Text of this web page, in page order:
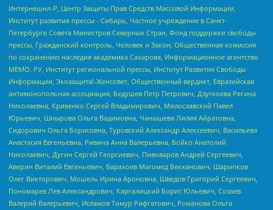
Интернешнл-Р, Центр Защиты Прав Средств Массовой Информации,
Институт развития прессы - Сибирь, Частное учреждение в Санкт-
Петербурге Совета Министров Северных Стран, Фонд поддержки свободы
прессы, Гражданский контроль, Человек и Закон, Общественная комиссия
по сохранению наследия академика Сахарова, Информационное агентство
МЕМО. РУ, Институт региональной прессы, Институт Развития Свободы
Информации, Экозащита!-Женсовет, Общественный вердикт, Евразийская
антимонопольная ассоциация, Бедушев Петр Петрович, Дзугкоева Регина
Николаевна, Кривенко Сергей Владимирович, Милославский Павел
Юрьевич, Шнырова Ольга Вадимовна, Чанышева Лилия Айратовна,
Сидорович Ольга Борисовна, Туровский Александр Алексеевич, Васильева
Анастасия Евгеньевна, Ривина Анна Валерьевна, Бойко Анатолий
Николаевич, Дугин Сергей Георгиевич, Пивоваров Андрей Сергеевич,
Аверин Виталий Евгеньевич, Барахоев Магомед Бекханович, Шарипков
Олег Викторович, Мошель Ирина Ароновна, Шведов Григорий Сергеевич,
Пономарев Лев Александрович, Каргалицкий Борис Юльевич, Созаев
Валерий Валерьевич, Исламов Тимур Рифгатович, Романова Ольга